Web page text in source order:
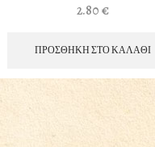
2.80€
ΠΡΟΣΘΗΚΗ ΣΤΟ ΚΑΛΑΘΙ